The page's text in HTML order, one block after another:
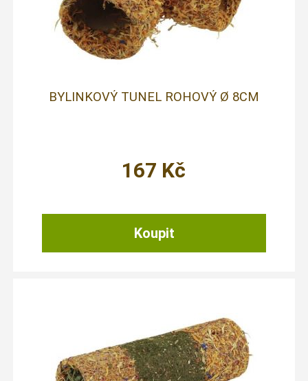
BYLINKOVÝ TUNEL ROHOVÝ Ø 8CM
167 Kč